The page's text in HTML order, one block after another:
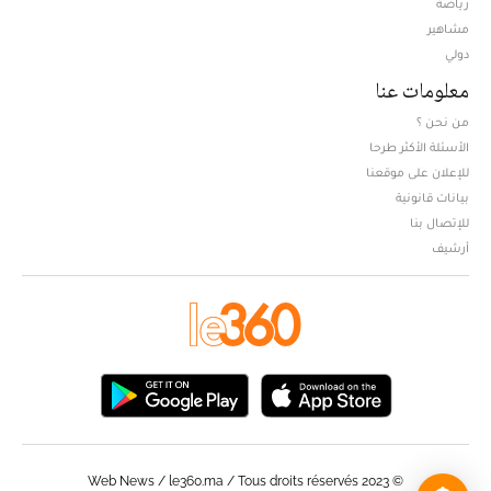
رياضة
مشاهير
دولي
معلومات عنا
من نحن ؟
الأسئلة الأكثر طرحا
للإعلان على موقعنا
بيانات قانونية
للإتصال بنا
أرشيف
© Web News / le360.ma / Tous droits réservés 2023